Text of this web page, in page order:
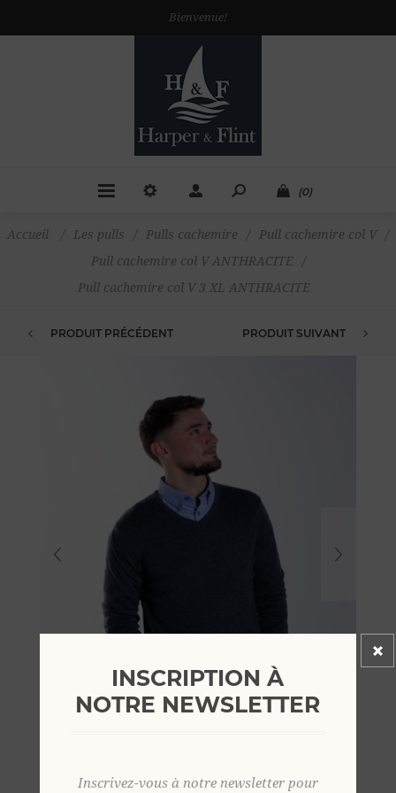
Bienvenue!
(0)
Accueil / Les pulls / Pulls cachemire / Pull cachemire col V
/
Pull cachemire col V ANTHRACITE
/
Pull cachemire col V 3 XL ANTHRACITE
PRODUIT PRÉCÉDENT PRODUIT SUIVANT
INSCRIPTION À
NOTRE NEWSLETTER
Inscrivez-vous à notre newsletter pour